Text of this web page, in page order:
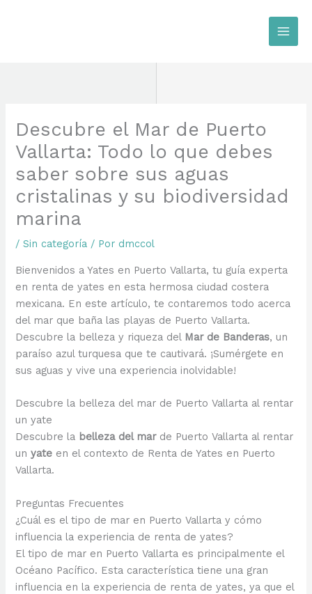
Descubre el Mar de Puerto
Vallarta: Todo lo que debes
saber sobre sus aguas
cristalinas y su biodiversidad
marina
/Sin categoría / Por dmccol
Bienvenidos a Yates en Puerto Vallarta, tu guía experta
en renta de yates en esta hermosa ciudad costera
mexicana. En este artículo, te contaremos todo acerca
del mar que baña las playas de Puerto Vallarta.
Descubre la belleza y riqueza del Mar de Banderas, un
paraíso azul turquesa que te cautivará. ¡Sumérgete en
sus aguas y vive una experiencia inolvidable!
Descubre la belleza del mar de Puerto Vallarta al rentar
un yate
Descubre la belleza del marde Puerto Vallarta al rentar
unyate en el contexto de Renta de Yates en Puerto
Vallarta.
Preguntas Frecuentes
¿Cuál es el tipo de mar en Puerto Vallarta y cómo
influencia la experiencia de renta de yates?
El tipo de mar en Puerto Vallarta es principalmente el
Océano Pacífico. Esta característica tiene una gran
influencia en la experiencia de renta de yates, ya que el